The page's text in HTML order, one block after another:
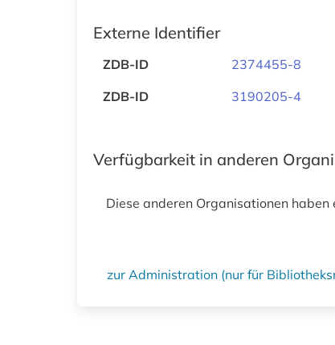
Externe Identifier
ZDB-ID
2374455-8
ZDB-ID
3190205-4
Verfügbarkeit in anderen
Diese anderen Organisationen haben
zur Administration (nur für